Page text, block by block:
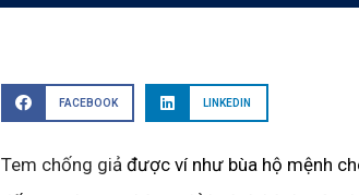
FACEBOOK LINKEDIN
Tem chống giả được ví như bùa hộ mệnh